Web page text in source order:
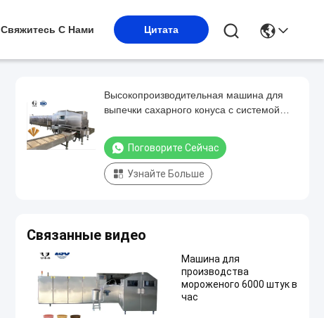
Свяжитесь С Нами Цитата
Высокопроизводительная машина для
выпечки сахарного конуса с системой
Поговорите Сейчас
Узнайте Больше
Связанные видео
Машина для
производства
мороженого 6000 штук в
час